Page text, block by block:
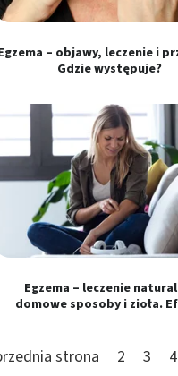
– objawy, leczenie i
Gdzie występuje?
Egzema – leczenie
domowe sposoby i zioła.
strona 2 3 4
informacji